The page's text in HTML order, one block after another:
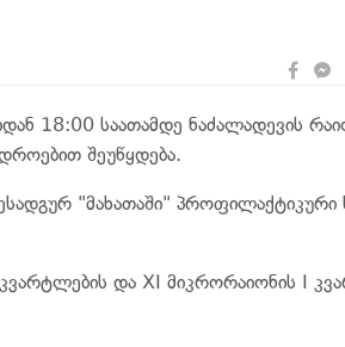
18:00 საათამდე ნაძალადევის
შეუწყდება.
"მახათაში"
და XI მიკრორაიონის I